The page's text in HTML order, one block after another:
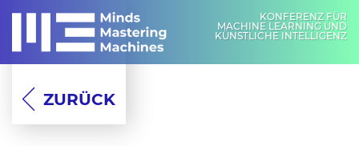
KONFERENZ FÜR
MACHINE LEARNING UND
KÜNSTLICHE INTELLIGENZ
ZURÜCK